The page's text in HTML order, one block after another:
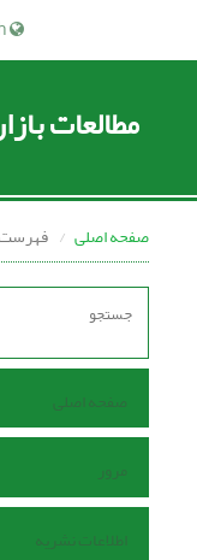
مطالعات
صفحه اصلی فهرست
صفحه اصلی
مرور
اطلاعات نشریه